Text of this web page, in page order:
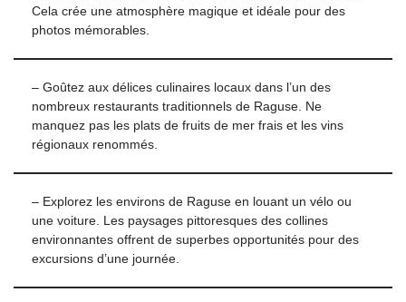
Cela crée une atmosphère magique et idéale pour des
photos mémorables.
– Goûtez aux délices culinaires locaux dans l’un des
nombreux restaurants traditionnels de Raguse. Ne
manquez pas les plats de fruits de mer frais et les vins
régionaux renommés.
– Explorez les environs de Raguse en louant un vélo ou
une voiture. Les paysages pittoresques des collines
environnantes offrent de superbes opportunités pour des
excursions d’une journée.